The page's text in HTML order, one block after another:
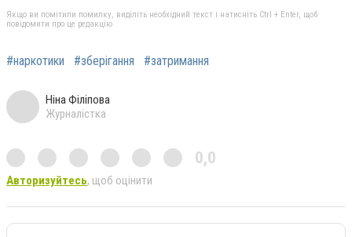
Якщо ви помітили помилку, виділіть необхідний текст і натисніть Ctrl + Enter, щоб
повідомити про це редакцію
#наркотики #зберігання #затримання
Ніна Філіпова
Журналістка
0,0
Авторизуйтесь, щоб оцінити